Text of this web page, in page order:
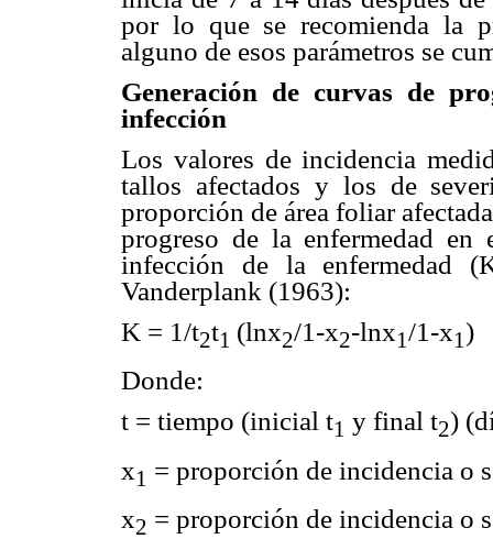
por lo que se recomienda la
alguno de esos parámetros se
Generación de curvas de
infección
Los valores de incidencia
tallos afectados y los de
proporción de área foliar
progreso de la enfermedad
infección de la enfermedad
Vanderplank (1963):
K = 1/t2t1 (lnx2/1-x2-lnx1/1-x1)
Donde:
t = tiempo (inicial t1 y final t2)
x1 = proporción de incidencia o
x2 = proporción de incidencia o